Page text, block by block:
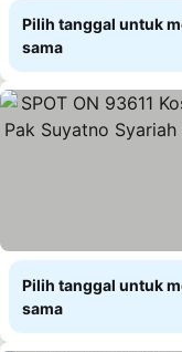
Pilih tanggal untuk
sama
Pilih tanggal untuk
sama